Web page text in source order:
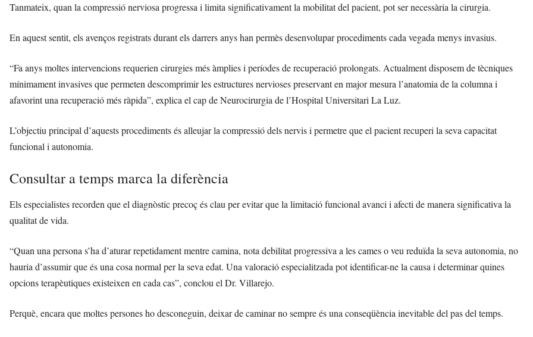
Tanmateix, quan la compressió nerviosa progressa i limita significativament la mobilitat del pacient, pot ser necessària la cirurgia.
En aquest sentit, els avenços registrats durant els darrers anys han permès desenvolupar procediments cada vegada menys invasius.
“Fa anys moltes intervencions requerien cirurgies més àmplies i períodes de recuperació prolongats. Actualment disposem de tècniques
mínimament invasives que permeten descomprimir les estructures nervioses preservant en major mesura l’anatomia de la columna i
afavorint una recuperació més ràpida”, explica el cap de Neurocirurgia de l’Hospital Universitari La Luz.
L’objectiu principal d’aquests procediments és alleujar la compressió dels nervis i permetre que el pacient recuperi la seva capacitat
funcional i autonomia.
Consultar a temps marca la diferència
Els especialistes recorden que el diagnòstic precoç és clau per evitar que la limitació funcional avanci i afecti de manera significativa la
qualitat de vida.
“Quan una persona s’ha d’aturar repetidament mentre camina, nota debilitat progressiva a les cames o veu reduïda la seva autonomia, no
hauria d’assumir que és una cosa normal per la seva edat. Una valoració especialitzada pot identificar-ne la causa i determinar quines
opcions terapèutiques existeixen en cada cas”, conclou el Dr. Villarejo.
Perquè, encara que moltes persones ho desconeguin, deixar de caminar no sempre és una conseqüència inevitable del pas del temps.